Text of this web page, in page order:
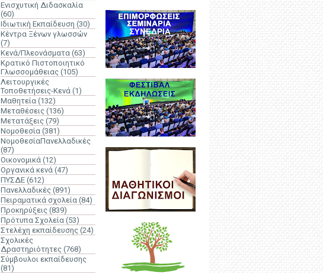
Ενισχυτική Διδασκαλία
(60)
Ιδιωτική Εκπαίδευση (30)
Κέντρα Ξένων γλωσσών
(7)
Κενά/Πλεονάσματα (63)
Κρατικό Πιστοποιητικό
Γλωσσομάθειας (105)
Λειτουργικές
Τοποθετήσεις-Κενά (1)
Μαθητεία (132)
Μεταθέσεις (136)
Μετατάξεις (79)
Νομοθεσία (381)
ΝομοθεσίαΠανελλαδικές
(87)
Οικονομικά (12)
Οργανικά κενά (47)
ΠΥΣΔΕ (612)
Πανελλαδικές (891)
Πειραματικά σχολεία (84)
Προκηρύξεις (839)
Πρότυπα Σχολεία (53)
Στελέχη εκπαίδευσης (24)
Σχολικές
Δραστηριότητες (768)
Σύμβουλοι εκπαίδευσης
(81)